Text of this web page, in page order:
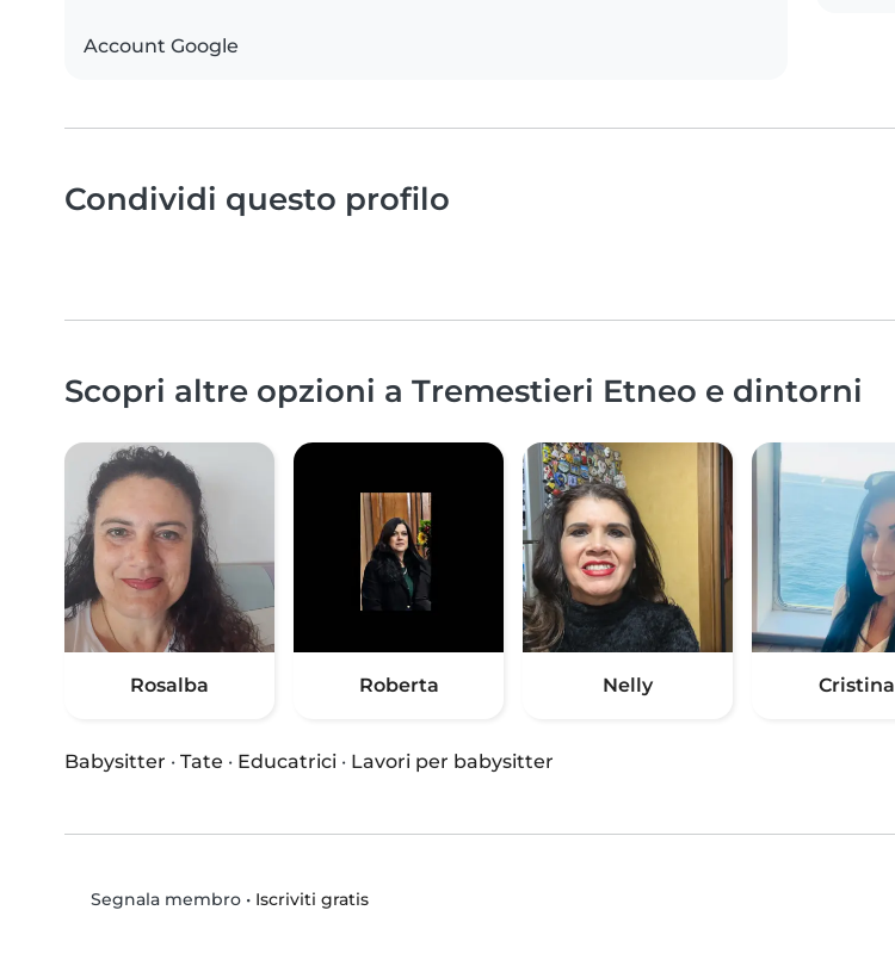
Account Google
Condividi questo profilo
Scopri altre opzioni a Tremestieri Etneo e dintorni
Rosalba Roberta Nelly Cristina
Babysitter · Tate · Educatrici · Lavori per babysitter
Segnala membro• Iscriviti gratis